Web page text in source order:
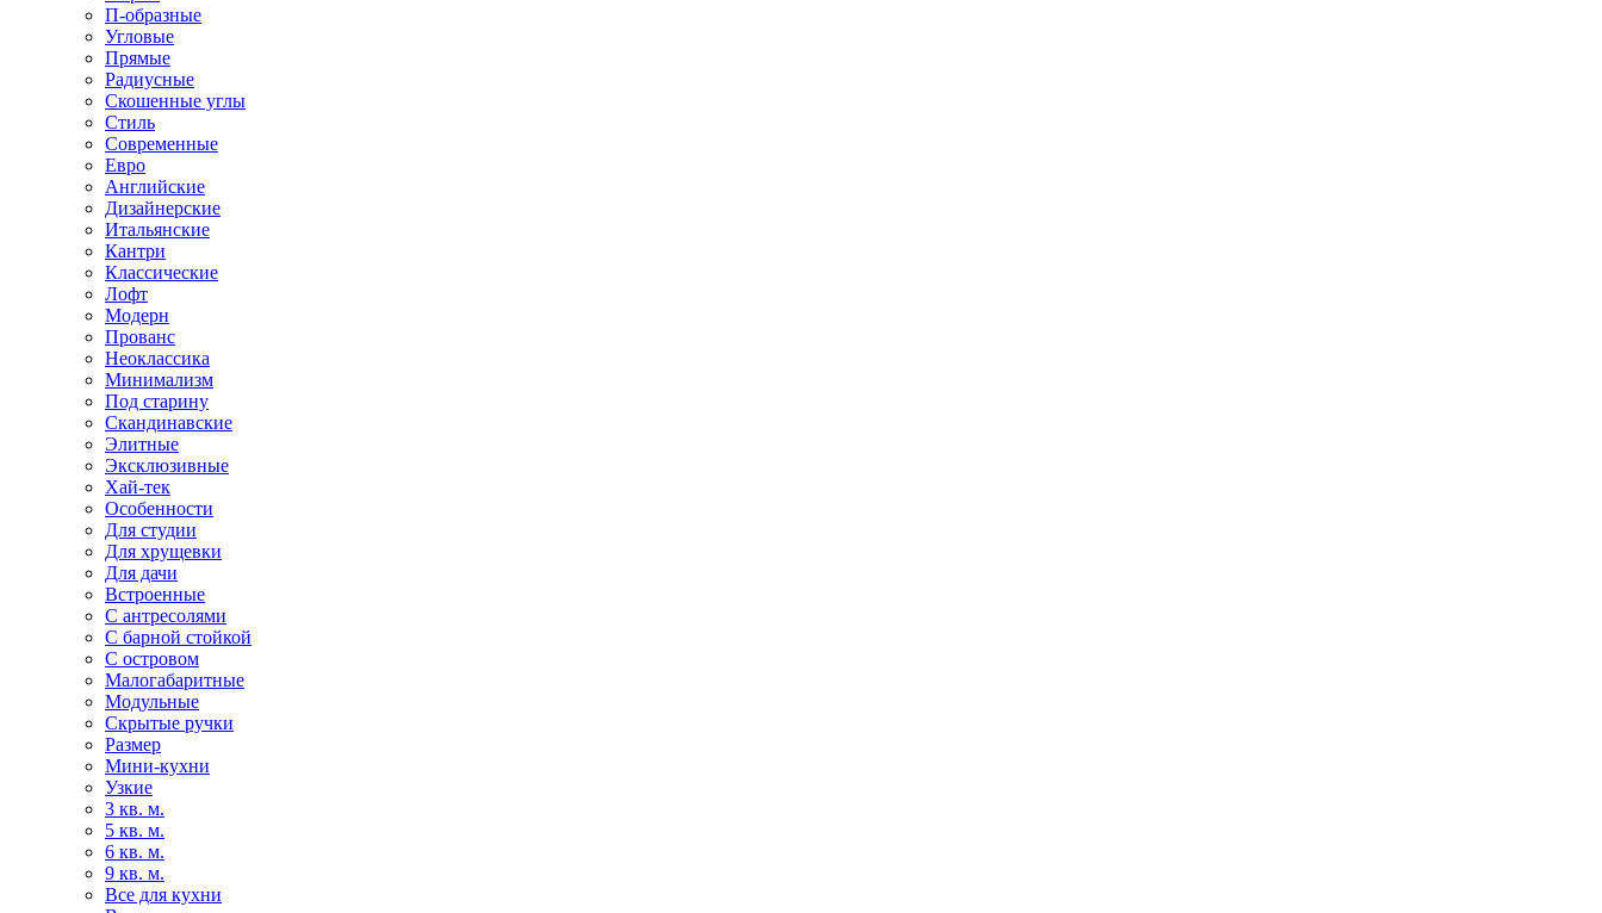
П-образные
Угловые
Прямые
Радиусные
Скошенные углы
Стиль
Современные
Евро
Английские
Дизайнерские
Итальянские
Кантри
Классические
Лофт
Модерн
Прованс
Неоклассика
Минимализм
Под старину
Скандинавские
Элитные
Эксклюзивные
Хай-тек
Особенности
Для студии
Для хрущевки
Для дачи
Встроенные
С антресолями
С барной стойкой
С островом
Малогабаритные
Модульные
Скрытые ручки
Размер
Мини-кухни
Узкие
3 кв. м.
5 кв. м.
6 кв. м.
9 кв. м.
Все для кухни